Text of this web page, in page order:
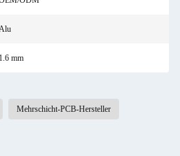
1.6 mm
Mehrschicht-PCB-Hersteller